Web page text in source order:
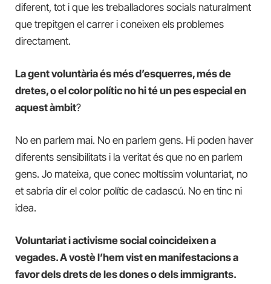
diferent, tot i que les treballadores socials naturalment
que trepitgen el carrer i coneixen els problemes
directament.
La gent voluntària és més d’esquerres, més de
dretes, o el color polític no hi té un pes especial en
aquest àmbit?
No en parlem mai. No en parlem gens. Hi poden haver
diferents sensibilitats i la veritat és que no en parlem
gens. Jo mateixa, que conec moltíssim voluntariat, no
et sabria dir el color polític de cadascú. No en tinc ni
idea.
Voluntariat i activisme social coincideixen a
vegades. A vostè l’hem vist en manifestacions a
favor dels drets de les dones o dels immigrants.